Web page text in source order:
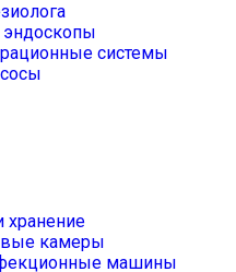
эндоскопы
системы
хранение
камеры
машины